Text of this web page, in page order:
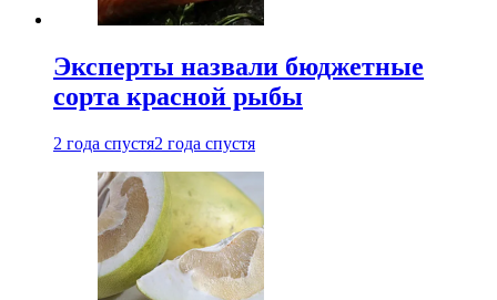
Эксперты назвали бюджетные
сорта красной рыбы
2 года спустя2 года спустя